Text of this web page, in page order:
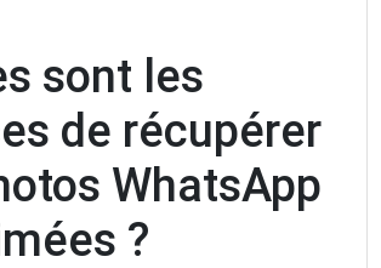
sont les
de récupérer
WhatsApp
?